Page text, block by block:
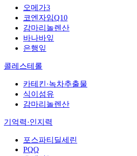
오메가3
코엔자임Q10
감마리놀렌산
바나바잎
은행잎
콜레스테롤
카테킨·녹차추출물
식이섬유
감마리놀렌산
기억력·인지력
포스파티딜세린
PQQ